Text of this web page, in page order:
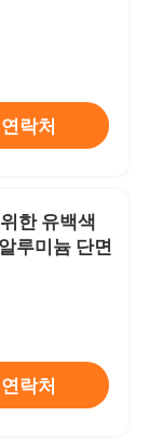
연락처
한 유백색
루미늄 단면
연락처